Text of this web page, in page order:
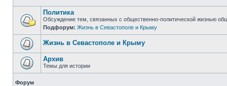
Политика
Обсуждение тем, связанных с общественно-политической жизнью
Подфорум: Жизнь в Севастополе и Крыму
Жизнь в Севастополе и Крыму
Архив
Темы для истории
Форум